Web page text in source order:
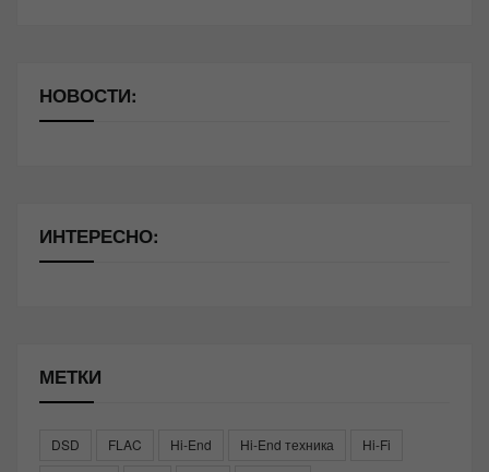
НОВОСТИ:
ИНТЕРЕСНО:
МЕТКИ
DSD FLAC Hi-End Hi-End техника
Hi-Fi